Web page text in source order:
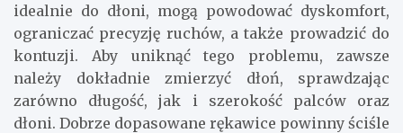
idealnie do dłoni, mogą powodować dyskomfort,
ograniczać precyzję ruchów, a także prowadzić do
kontuzji. Aby uniknąć tego problemu, zawsze
należy dokładnie zmierzyć dłoń, sprawdzając
zarówno długość, jak i szerokość palców oraz
dłoni. Dobrze dopasowane rękawice powinny ściśle